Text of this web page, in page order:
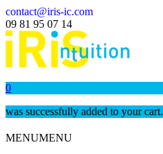
contact@iris-ic.com
09 81 95 07 14
0
was successfully added to your cart.
MENUMENU